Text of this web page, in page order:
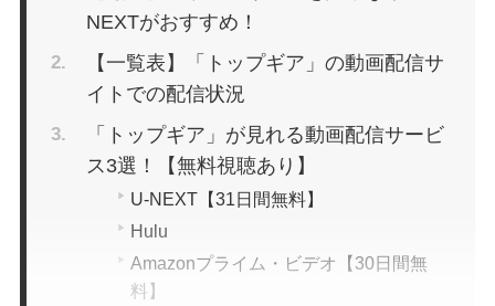
NEXTがおすすめ！
【一覧表】「トップギア」の動画配信サ
イトでの配信状況
「トップギア」が見れる動画配信サービ
ス3選！【無料視聴あり】
U-NEXT【31日間無料】
Hulu
Amazonプライム・ビデオ【30日間無
料】